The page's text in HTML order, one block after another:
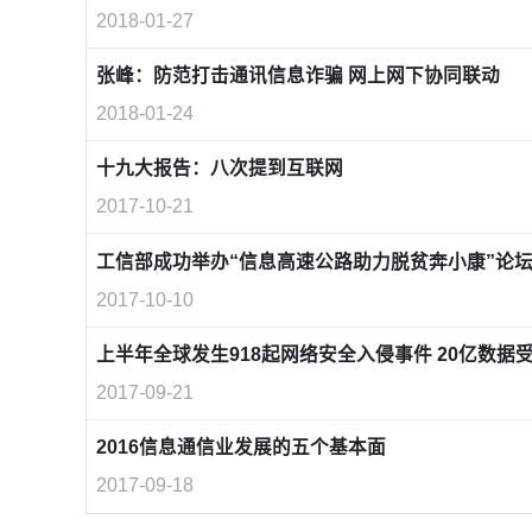
2018-01-27
张峰：防范打击通讯信息诈骗 网上网下协同联动
2018-01-24
十九大报告：八次提到互联网
2017-10-21
工信部成功举办“信息高速公路助力脱贫奔小康”论坛
2017-10-10
上半年全球发生918起网络安全入侵事件 20亿数据
2017-09-21
2016信息通信业发展的五个基本面
2017-09-18